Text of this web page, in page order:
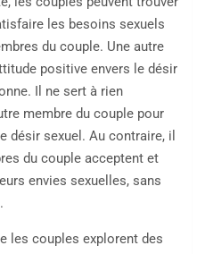
les besoins sexuels
du couple. Une autre
positive envers le désir
Il ne sert à rien
membre du couple pour
désir sexuel. Au contraire, il
du couple acceptent et
envies sexuelles, sans
les couples explorent des